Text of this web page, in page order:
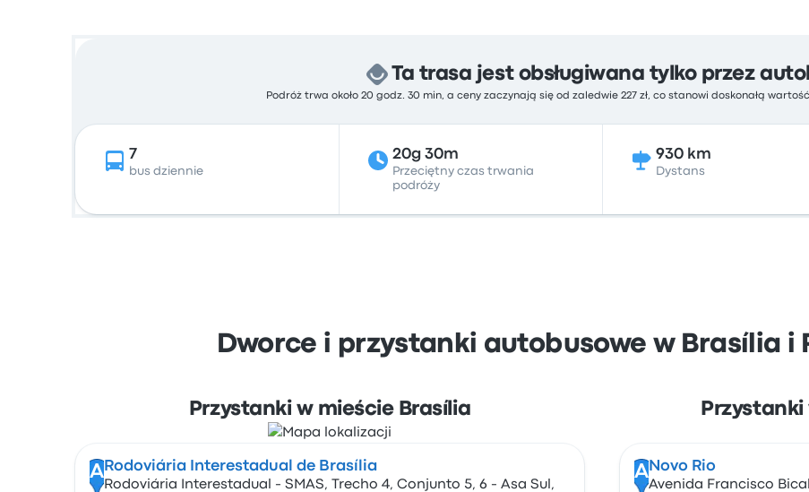
Ta trasa jest obsługiwana tylko przez
Podróż trwa około 20 godz. 30 min, a ceny zaczynają się od zaledwie 227 zł, co stanowi doskonałą
7
bus dziennie
20g 30m
Przeciętny czas trwania
podróży
930 km
Dystans
Dworce i przystanki autobusowe w Brasília i
Przystanki w mieście Brasília
A Rodoviária Interestadual de Brasília
Rodoviária Interestadual - SMAS, Trecho 4, Conjunto 5, 6 - Asa Sul,
A Novo Rio
Avenida Francisco